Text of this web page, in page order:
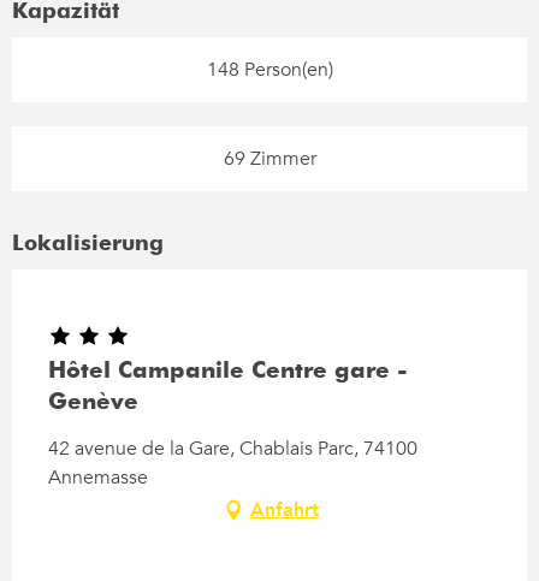
Kapazität
148 Person(en)
69 Zimmer
Lokalisierung
Hôtel Campanile Centre gare -
Genève
42 avenue de la Gare, Chablais Parc, 74100
Annemasse
Anfahrt